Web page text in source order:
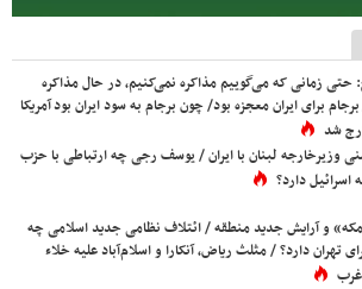
حتی زمانی که می‌گوییم مذاکره نمی‌کنیم، در حال مذاکره
برای ایران معجزه بود/ چون برجام به سود ایران بود آمریکا
شد
وزیرخارجه لبنان با ایران / یوسف رجی چه ارتباطی با حزب
اسرائیل دارد؟
و آرایش جدید منطقه / ائتلاف نظامی جدید اسلامی چه
تهران دارد؟ / مثلث ریاض، آنکارا و اسلام‌آباد علیه خلاء